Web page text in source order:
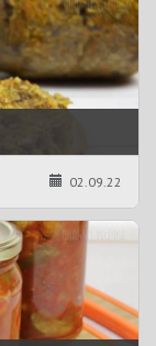
02.09.22